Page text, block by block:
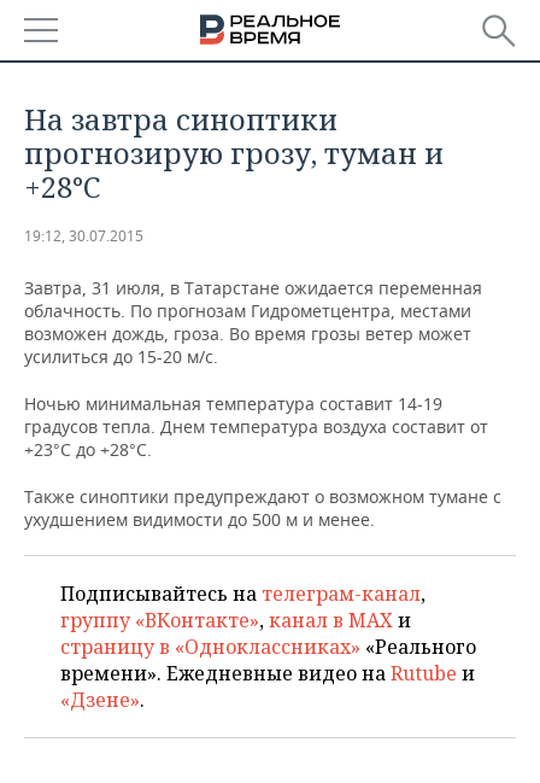
БАШКОРТОСТАН
ТАТАРСТАН
НОВОСТИ
АНАЛИТИКА
ДЕКЛАРАЦИИ О ДОХОДАХ
КОРОЛИ ГОСЗАКАЗА ПФО
ВУЗЫ ТАТАРСТАНА
ТОРГОВЫЕ ЦЕНТРЫ
ТАТАРСТАНА
НОВОСТИ ЭКОНОМИКИ
ФИНАНСЫ
БАНКИ
ИНВЕСТИЦИИ
ПРОМЫШЛЕННОСТЬ
НОВОСТИ
АГРОПРОМ
МАШИНОСТРОЕНИЕ
НЕФТЬ
ОПК
ЭНЕРГЕТИКА
НЕДВИЖИМОСТЬ
НОВОСТИ НЕДВИЖИМОСТИ
АВТО
НОВОСТИ БИЗНЕСА
РОЗНИЧНАЯ ТОРГОВЛЯ
ТРАНСПОРТ
УСЛУГИ
ТЕХНОЛОГИИ
НОВОСТИ ТЕХНОЛОГИЙ
МЕДИА
МЕРОПРИЯТИЯ
НОВОСТИ МЕРОПРИЯТИЙ
ВЫЕЗДНАЯ РЕДАКЦИЯ
СПОРТ
НОВОСТИ СПОРТА
ОБЩЕСТВО
На завтра синоптики
прогнозирую грозу, туман и
+28°С
19:12, 30.07.2015
Завтра, 31 июля, в Татарстане ожидается переменная
облачность. По прогнозам Гидрометцентра, местами
возможен дождь, гроза. Во время грозы ветер может
усилиться до 15-20 м/с.
Ночью минимальная температура составит 14-19
градусов тепла. Днем температура воздуха составит от
+23°С до +28°С.
Также синоптики предупреждают о возможном тумане с
ухудшением видимости до 500 м и менее.
Подписывайтесь на телеграм-канал,
группу «ВКонтакте»,канал в MAXи
страницу в «Одноклассниках» «Реального
времени». Ежедневные видео наRutube и
«Дзене».